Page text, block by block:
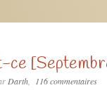
ce
Darth 116 commentaires